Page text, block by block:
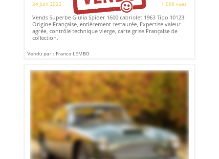
24 juin 2022
1 008 vues
Vends Superbe Giulia Spider 1600 cabriolet 1963 Tipo 10123.
Origine Française, entièrement restaurée, Expertise valeur
agrée, contrôle technique vierge, carte grise Française de
collection.
Vendu par : Franco LEMBO